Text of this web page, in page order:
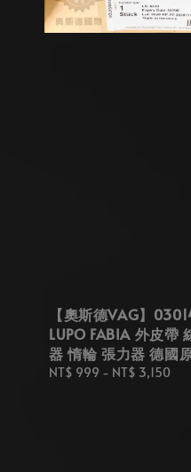
【奧斯德VAG】
LUPO FABIA 外皮帶
器 惰輪 張力器 德國
Regular
NT$ 999 - NT$ 3,150